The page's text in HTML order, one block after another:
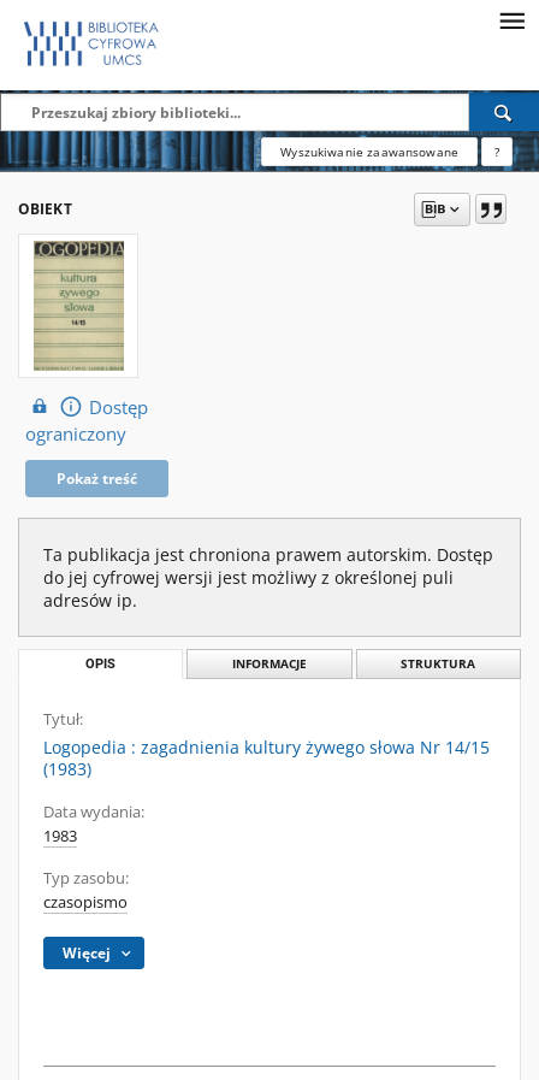
Wyszukiwanie zaawansowane ?
OBIEKT
Dostęp
ograniczony
Pokaż treść
Ta publikacja jest chroniona prawem autorskim. Dostęp
do jej cyfrowej wersji jest możliwy z określonej puli
adresów ip.
OPIS INFORMACJE STRUKTURA
Tytuł:
Logopedia : zagadnienia kultury żywego słowa Nr 14/15
(1983)
Data wydania:
1983
Typ zasobu:
czasopismo
Więcej